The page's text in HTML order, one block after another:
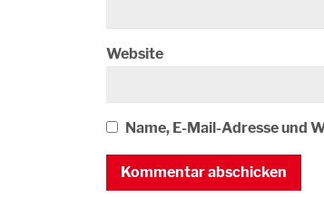
Website
Name, E-Mail-Adresse und